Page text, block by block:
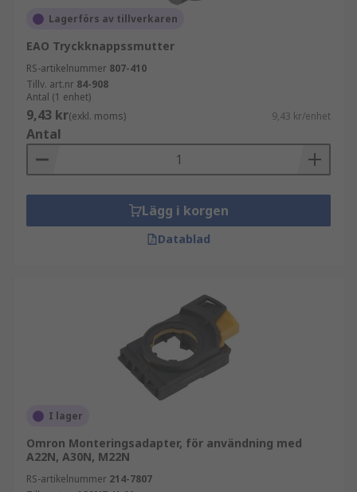
Lagerförs av tillverkaren
EAO Tryckknappssmutter
RS-artikelnummer 807-410
Tillv. art.nr 84-908
Antal (1 enhet)
9,43 kr(exkl. moms) 9,43 kr/enhet
Antal
Lägg i korgen
Datablad
I lager
Omron Monteringsadapter, för användning med
A22N, A30N, M22N
RS-artikelnummer 214-7807